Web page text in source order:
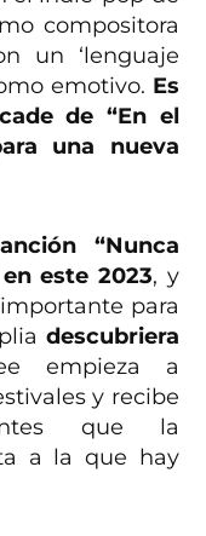
compositora
un ‘lenguaje
emotivo. Es
de “En el
una nueva
“Nunca
este 2023, y
para
descubriera
empieza a
y recibe
que la
a la que hay